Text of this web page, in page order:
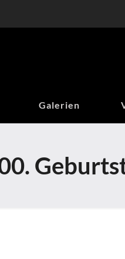
Galerien